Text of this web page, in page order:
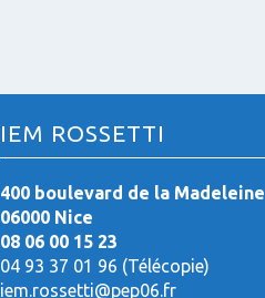
IEM ROSSETTI
400 boulevard de la Madeleine
06000 Nice
08 06 00 15 23
04 93 37 01 96 (Télécopie)
iem.rossetti@pep06.fr